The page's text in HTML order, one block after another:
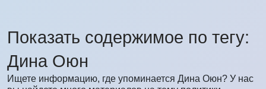
Показать содержимое по тегу:
Дина Оюн
Ищете информацию, где упоминается Дина Оюн? У нас